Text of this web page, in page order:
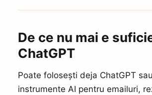
De ce nu mai e
ChatGPT
Poate folosești deja ChatGPT
instrumente AI pentru emailuri,